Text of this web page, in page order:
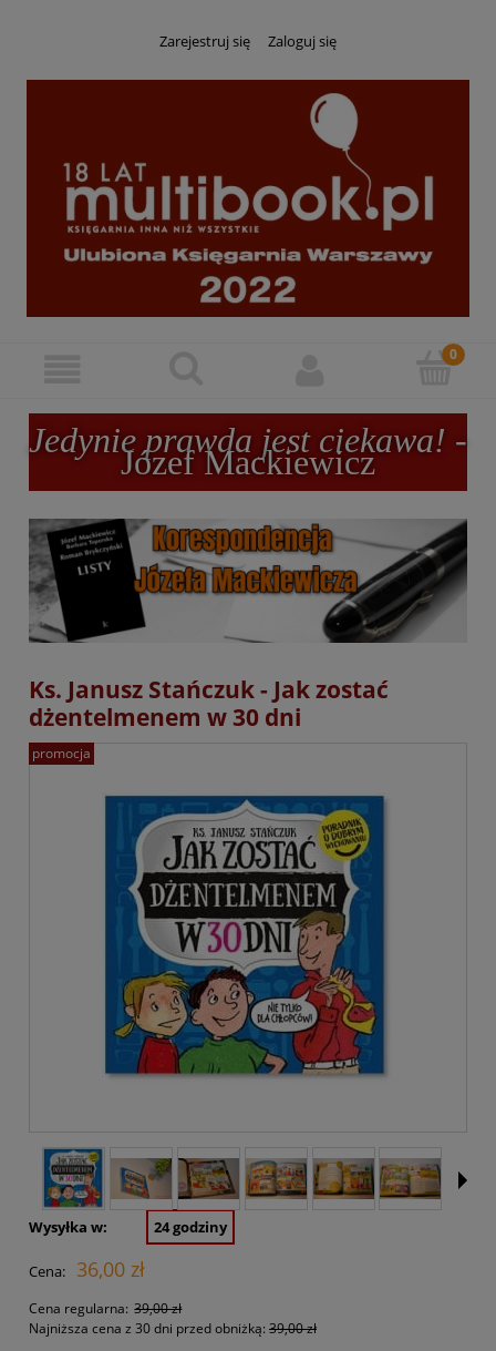
Zarejestruj się Zaloguj się
Jedynie prawda jest ciekawa! -
Józef Mackiewicz
Ks. Janusz Stańczuk - Jak zostać
dżentelmenem w 30 dni
promocja
Wysyłka w: 24 godziny
Cena: 36,00 zł
Cena regularna: 39,00 zł
Najniższa cena z 30 dni przed obniżką: 39,00 zł